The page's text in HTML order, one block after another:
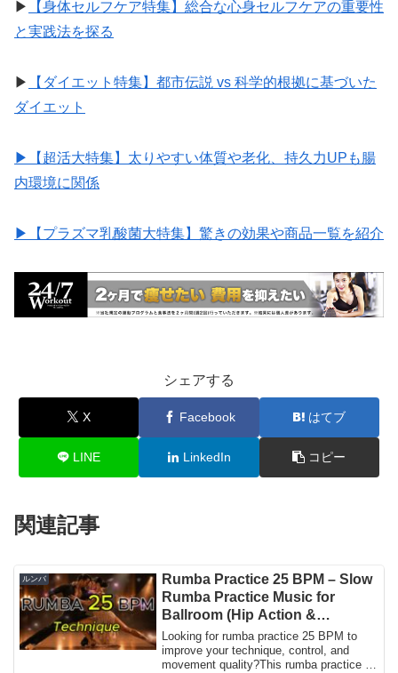
▶︎
【身体セルフケア特集】総合な心身セルフケアの重要性
と実践法を探る
▶︎
【ダイエット特集】都市伝説 vs 科学的根拠に基づいた
ダイエット
▶︎【超活大特集】太りやすい体質や老化、持久力UPも腸
内環境に関係
▶︎【プラズマ乳酸菌大特集】驚きの効果や商品一覧を紹介
シェアする
X Facebook はてブ
LINE LinkedIn コピー
関連記事
ルンバ
Rumba Practice 25 BPM – Slow
Rumba Practice Music for
Ballroom (Hip Action &
Technique Training)
Looking for rumba practice 25 BPM to
improve your technique, control, and
movement quality?This rumba practice 25